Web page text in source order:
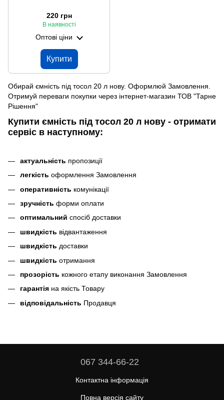
220 грн
В наявності
Оптові ціни
Купити
Обирай ємність під тосол 20 л нову. Оформлюй Замовлення.
Отримуй переваги покупки через інтернет-магазин ТОВ "Тарне
Рішення"
Купити ємність під тосол 20 л нову - отримати
сервіс в наступному:
актуальність пропозиції
легкість оформлення Замовлення
оперативність комунікації
зручність форми оплати
оптимальний спосіб доставки
швидкість відвантаження
швидкість доставки
швидкість отримання
прозорість кожного етапу виконання Замовлення
гарантія на якість Товару
відповідальність Продавця
067 344-66-22
Контактна інформація
Повна версія сайту